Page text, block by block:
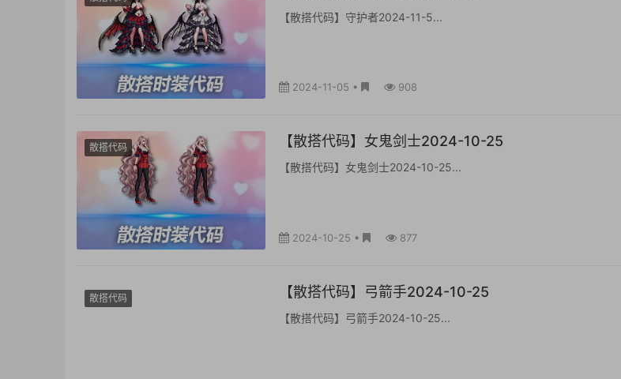
【散搭代码】守护者2024-11-5...
2024-11-05 • 908
散搭代码 【散搭代码】女鬼剑士2024-10-25
【散搭代码】女鬼剑士2024-10-25...
2024-10-25 • 877
散搭代码 【散搭代码】弓箭手2024-10-25
【散搭代码】弓箭手2024-10-25...